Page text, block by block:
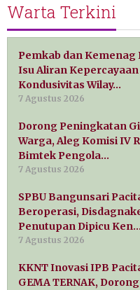
Warta Terkini
Pemkab dan Kemenag
Isu Aliran Kepercayaan
Kondusivitas Wilay…
7 Agustus 2026
Dorong Peningkatan
Warga, Aleg Komisi IV
Bimtek Pengola…
7 Agustus 2026
SPBU Bangunsari
Beroperasi,
Penutupan Dipicu Ken…
7 Agustus 2026
KKNT Inovasi IPB
GEMA TERNAK,